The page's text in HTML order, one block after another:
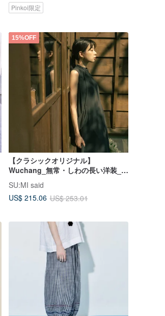
Pinkoi限定
15%OFF
【クラシックオリジナル】
Wuchang_無常・しわの長い洋装_鉄
SU:MI said
US$ 215.06 US$ 253.01